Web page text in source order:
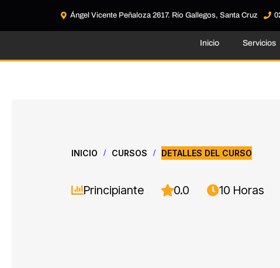
Ángel Vicente Peñaloza 2617. Río Gallegos, Santa Cruz
Inicio Servicios
INICIO / CURSOS / DETALLES DEL CURSO
Principiante 0.0 10 Horas